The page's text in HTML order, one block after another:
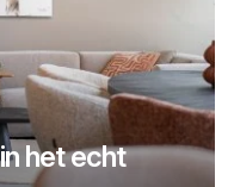
het echt